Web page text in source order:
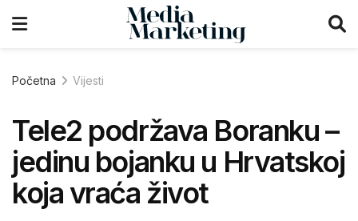
Početna Vijesti
Tele2 podržava Boranku –
jedinu bojanku u Hrvatskoj
koja vraća život